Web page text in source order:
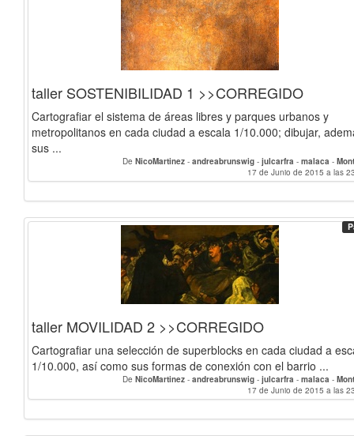
taller SOSTENIBILIDAD 1 >>CORREGIDO
Cartografiar el sistema de áreas libres y parques urbanos y
metropolitanos en cada ciudad a escala 1/10.000; dibujar,
sus ...
De NicoMartinez - andreabrunswig - julcarfra - malaca -
17 de Junio de 2015 a las
taller MOVILIDAD 2 >>CORREGIDO
Cartografiar una selección de superblocks en cada ciudad a
1/10.000, así como sus formas de conexión con el barrio ...
De NicoMartinez - andreabrunswig - julcarfra - malaca -
17 de Junio de 2015 a las